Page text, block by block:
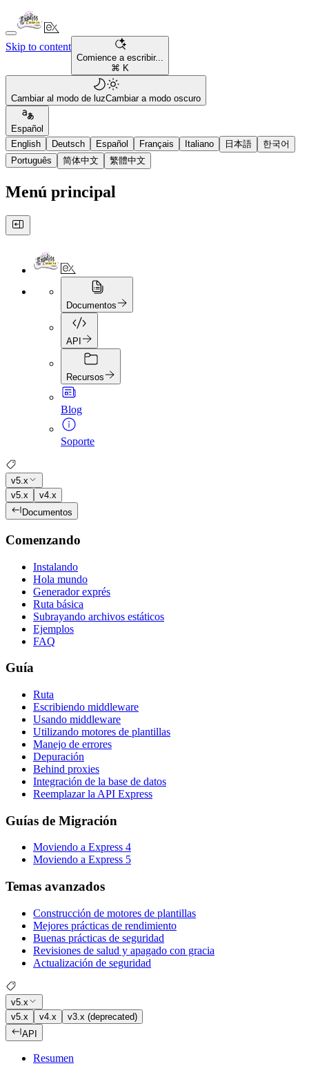
Skip to content
Comience a escribir...
⌘ K
Cambiar al modo de luzCambiar a modo oscuro
Español
English
Deutsch Español Français Italiano 日本語
한국어
Português
简体中文 繁體中文
Menú principal
Documentos
API
Recursos
Blog
Soporte
v5.x
v5.x
v4.x
Documentos
Comenzando
Instalando
Hola mundo
Generador exprés
Ruta básica
Subrayando archivos estáticos
Ejemplos
FAQ
Guía
Ruta
Escribiendo middleware
Usando middleware
Utilizando motores de plantillas
Manejo de errores
Depuración
Behind proxies
Integración de la base de datos
Reemplazar la API Express
Guías de Migración
Moviendo a Express 4
Moviendo a Express 5
Temas avanzados
Construcción de motores de plantillas
Mejores prácticas de rendimiento
Buenas prácticas de seguridad
Revisiones de salud y apagado con gracia
Actualización de seguridad
v5.x
v5.x
v4.x
v3.x (deprecated)
API
Resumen